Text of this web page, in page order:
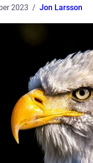
2023 Jon Larsson